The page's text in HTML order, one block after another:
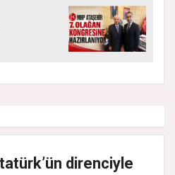
direnciyle